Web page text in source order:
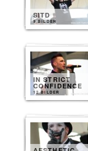
SITD
9 BILDER
IN STRICT
CONFIDENCE
12 BILDER